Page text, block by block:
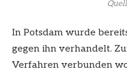
In Potsdam wurde
gegen ihn verhandelt.
Verfahren verbunden